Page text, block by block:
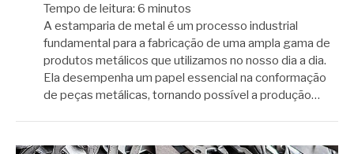
Tempo de leitura: 6 minutos
A estamparia de metal é um processo industrial
fundamental para a fabricação de uma ampla gama de
produtos metálicos que utilizamos no nosso dia a dia.
Ela desempenha um papel essencial na conformação
de peças metálicas, tornando possível a produção…